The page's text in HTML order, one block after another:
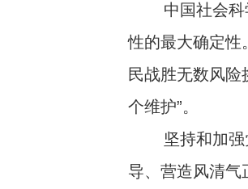
中国社会科学
性的最大确定性
民战胜无数风险
个维护”。
坚持和加强党
导、营造风清气